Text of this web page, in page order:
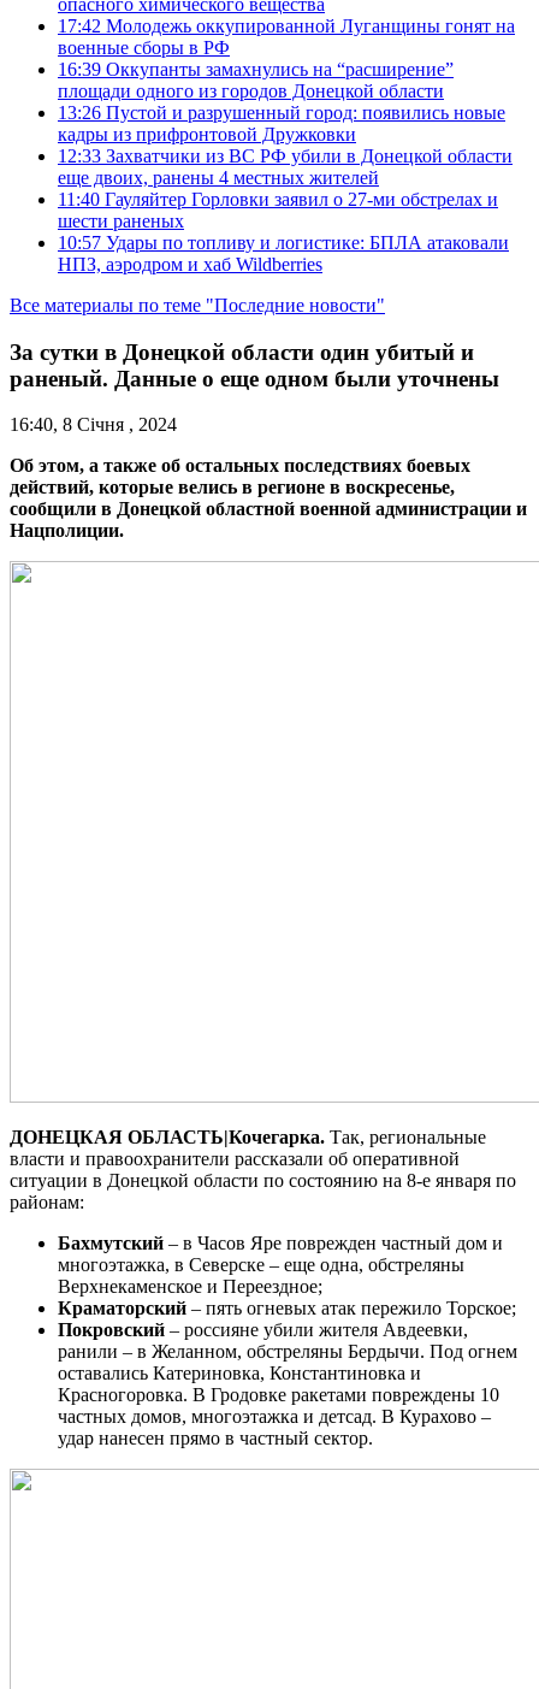
17:42 Молодежь оккупированной Луганщины гонят на
военные сборы в РФ
16:39 Оккупанты замахнулись на “расширение”
площади одного из городов Донецкой области
13:26 Пустой и разрушенный город: появились новые
кадры из прифронтовой Дружковки
12:33 Захватчики из ВС РФ убили в Донецкой области
еще двоих, ранены 4 местных жителей
11:40 Гауляйтер Горловки заявил о 27-ми обстрелах и
шести раненых
10:57 Удары по топливу и логистике: БПЛА атаковали
НПЗ, аэродром и хаб Wildberries
Все материалы по теме "Последние новости"
За сутки в Донецкой области один убитый и
раненый. Данные о еще одном были уточнены
16:40, 8 Січня , 2024
Об этом, а также об остальных последствиях боевых
действий, которые велись в регионе в воскресенье,
сообщили в Донецкой областной военной администрации и
Нацполиции.
ДОНЕЦКАЯ ОБЛАСТЬ|Кочегарка. Так, региональные
власти и правоохранители рассказали об оперативной
ситуации в Донецкой области по состоянию на 8-е января по
районам:
Бахмутский – в Часов Яре поврежден частный дом и
многоэтажка, в Северске – еще одна, обстреляны
Верхнекаменское и Переездное;
Краматорский – пять огневых атак пережило Торское;
Покровский – россияне убили жителя Авдеевки,
ранили – в Желанном, обстреляны Бердычи. Под огнем
оставались Катериновка, Константиновка и
Красногоровка. В Гродовке ракетами повреждены 10
частных домов, многоэтажка и детсад. В Курахово –
удар нанесен прямо в частный сектор.